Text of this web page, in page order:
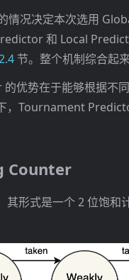
情况决定本次选用
和 Local
节。整个机制综合起
优势在于能够根据不
，Tournament
Counter
其形式是一个 2 位饱